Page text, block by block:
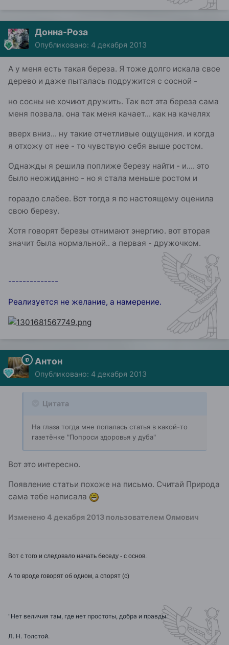
Донна-Роза
Опубликовано: 4 декабря 2013
А у меня есть такая береза. Я тоже долго искала свое
дерево и даже пыталась подружится с сосной -
но сосны не хочиют дружить. Так вот эта береза сама
меня позвала. она так меня качает... как на качелях
вверх вниз... ну такие отчетливые ощущения. и когда
я отхожу от нее - то чувствую себя выше ростом.
Однажды я решила поплиже березу найти - и.... это
было неожиданно - но я стала меньше ростом и
гораздо слабее. Вот тогда я по настоящему оценила
свою березу.
Хотя говорят березы отнимают энергию. вот вторая
значит была нормальной.. а первая - дружочком.
--------------
Реализуется не желание, а намерение.
Антон
Опубликовано: 4 декабря 2013
Цитата
На глаза тогда мне попалась статья в какой-то
газетёнке "Попроси здоровья у дуба"
Вот это интересно.
Появление статьи похоже на письмо. Считай Природа
сама тебе написала
Изменено 4 декабря 2013 пользователем Оямович
Вот с того и следовало начать беседу - с основ.
А то вроде говорят об одном, а спорят (с)
"Нет величия там, где нет простоты, добра и правды."
Л. Н. Толстой.